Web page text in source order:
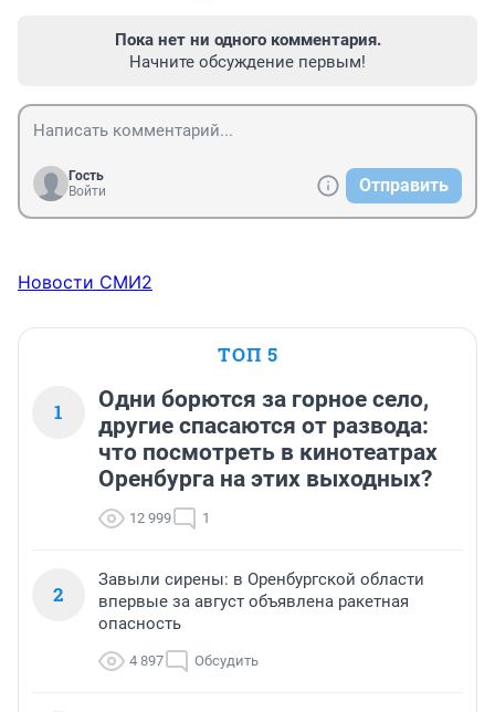
Пока нет ни одного комментария.
Начните обсуждение первым!
Гость
Войти
Отправить
Новости СМИ2
ТОП 5
1
Одни борются за горное село,
другие спасаются от развода:
что посмотреть в кинотеатрах
Оренбурга на этих выходных?
12 999 1
2
Завыли сирены: в Оренбургской области
впервые за август объявлена ракетная
опасность
4 897 Обсудить